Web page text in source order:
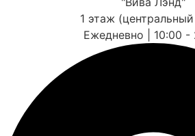
1 этаж
Ежедневно | 10:00 -